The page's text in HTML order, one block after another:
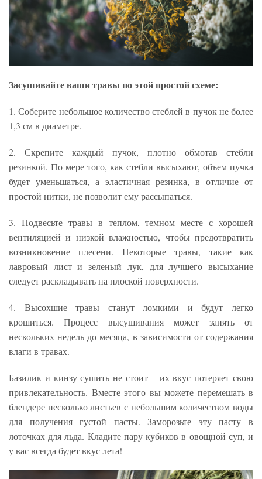
Засушивайте ваши травы по этой простой схеме:
1. Соберите небольшое количество стеблей в пучок не более
1,3 см в диаметре.
2. Скрепите каждый пучок, плотно обмотав стебли
резинкой. По мере того, как стебли высыхают, объем пучка
будет уменьшаться, а эластичная резинка, в отличие от
простой нитки, не позволит ему рассыпаться.
3. Подвесьте травы в теплом, темном месте с хорошей
вентиляцией и низкой влажностью, чтобы предотвратить
возникновение плесени. Некоторые травы, такие как
лавровый лист и зеленый лук, для лучшего высыхание
следует раскладывать на плоской поверхности.
4. Высохшие травы станут ломкими и будут легко
крошиться. Процесс высушивания может занять от
нескольких недель до месяца, в зависимости от содержания
влаги в травах.
Базилик и кинзу сушить не стоит – их вкус потеряет свою
привлекательность. Вместе этого вы можете перемешать в
блендере несколько листьев с небольшим количеством воды
для получения густой пасты. Заморозьте эту пасту в
лоточках для льда. Кладите пару кубиков в овощной суп, и
у вас всегда будет вкус лета!